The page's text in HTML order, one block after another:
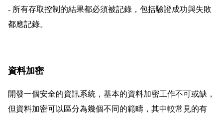
- 所有存取控制的結果都必須被記錄，包括驗證成功與失敗
都應記錄。
資料加密
開發一個安全的資訊系統，基本的資料加密工作不可或缺，
但資料加密可以區分為幾個不同的範疇，其中較常見的有